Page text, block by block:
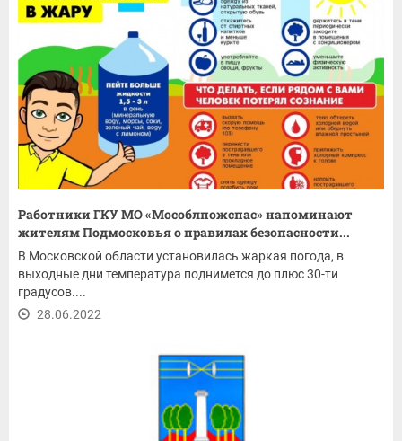
Работники ГКУ МО «Мособлпожспас» напоминают
жителям Подмосковья о правилах безопасности...
В Московской области установилась жаркая погода, в
выходные дни температура поднимется до плюс 30-ти
градусов....
28.06.2022